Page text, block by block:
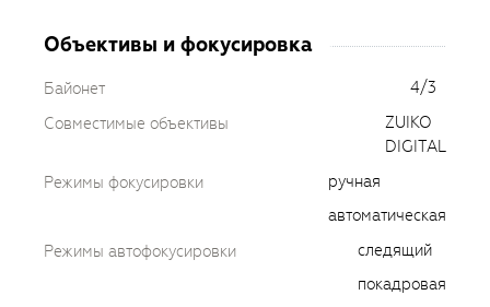
Объективы и фокусировка
Байонет
4/3
Совместимые объективы
ZUIKO
DIGITAL
Режимы фокусировки
ручная
автоматическая
Режимы автофокусировки
следящий
покадровая